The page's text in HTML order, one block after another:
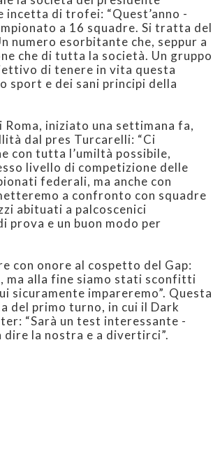
alla fine siamo stati sconfitti
sicuramente impareremo”. Questa
del primo turno, in cui il Dark
“Sarà un test interessante -
la nostra e a divertirci”.